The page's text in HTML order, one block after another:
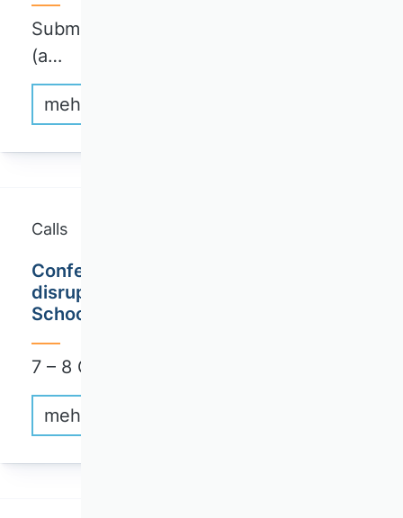
Submission deadline: October 31, 2026
(a…
mehr erfahren
Calls
Conference "AI@STRATEGY How AI
disrupts Work and Leadership" / TUM
School of Management Audimax
7 – 8 October 2026
mehr erfahren